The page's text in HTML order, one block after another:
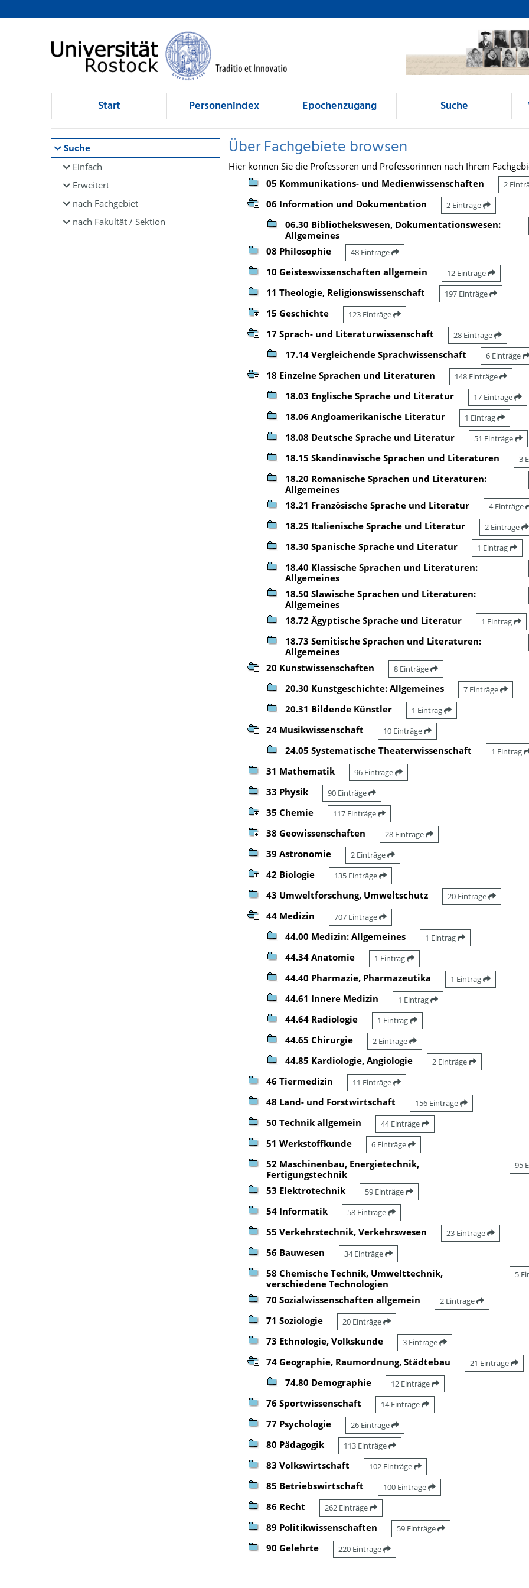
Browsen
direkt zum Inhalt
Start Personenindex Epochenzugang Suche
Suche
Einfach
Erweitert
nach Fachgebiet
nach Fakultät / Sektion
Über Fachgebiete browsen
Hier können Sie die Professoren und Professorinnen nach Ihrem
05 Kommunikations- und Medienwissenschaften
2
06 Information und Dokumentation 2 Einträge
06.30 Bibliothekswesen, Dokumentationswesen:
Allgemeines
08 Philosophie 48 Einträge
10 Geisteswissenschaften allgemein 12 Einträge
11 Theologie, Religionswissenschaft 197 Einträge
15 Geschichte 123 Einträge
17 Sprach- und Literaturwissenschaft 28 Einträge
17.14 Vergleichende Sprachwissenschaft 6 Einträge
18 Einzelne Sprachen und Literaturen 148 Einträge
18.03 Englische Sprache und Literatur 17 Einträge
18.06 Angloamerikanische Literatur 1 Eintrag
18.08 Deutsche Sprache und Literatur 51 Einträge
18.15 Skandinavische Sprachen und Literaturen 3
18.20 Romanische Sprachen und Literaturen:
Allgemeines
18.21 Französische Sprache und Literatur 4 Einträge
18.25 Italienische Sprache und Literatur 2 Einträge
18.30 Spanische Sprache und Literatur 1 Eintrag
18.40 Klassische Sprachen und Literaturen:
Allgemeines
18.50 Slawische Sprachen und Literaturen:
Allgemeines
18.72 Ägyptische Sprache und Literatur 1 Eintrag
18.73 Semitische Sprachen und Literaturen:
Allgemeines
20 Kunstwissenschaften 8 Einträge
20.30 Kunstgeschichte: Allgemeines 7 Einträge
20.31 Bildende Künstler 1 Eintrag
24 Musikwissenschaft 10 Einträge
24.05 Systematische Theaterwissenschaft 1 Eintrag
31 Mathematik 96 Einträge
33 Physik 90 Einträge
35 Chemie 117 Einträge
38 Geowissenschaften 28 Einträge
39 Astronomie 2 Einträge
42 Biologie 135 Einträge
43 Umweltforschung, Umweltschutz 20 Einträge
44 Medizin 707 Einträge
44.00 Medizin: Allgemeines 1 Eintrag
44.34 Anatomie 1 Eintrag
44.40 Pharmazie, Pharmazeutika 1 Eintrag
44.61 Innere Medizin 1 Eintrag
44.64 Radiologie 1 Eintrag
44.65 Chirurgie 2 Einträge
44.85 Kardiologie, Angiologie 2 Einträge
46 Tiermedizin 11 Einträge
48 Land- und Forstwirtschaft 156 Einträge
50 Technik allgemein 44 Einträge
51 Werkstoffkunde 6 Einträge
52 Maschinenbau, Energietechnik,
Fertigungstechnik
95
53 Elektrotechnik 59 Einträge
54 Informatik 58 Einträge
55 Verkehrstechnik, Verkehrswesen 23 Einträge
56 Bauwesen 34 Einträge
58 Chemische Technik, Umwelttechnik,
verschiedene Technologien
5
70 Sozialwissenschaften allgemein 2 Einträge
71 Soziologie 20 Einträge
73 Ethnologie, Volkskunde 3 Einträge
74 Geographie, Raumordnung, Städtebau 21 Einträge
74.80 Demographie 12 Einträge
76 Sportwissenschaft 14 Einträge
77 Psychologie 26 Einträge
80 Pädagogik 113 Einträge
83 Volkswirtschaft 102 Einträge
85 Betriebswirtschaft 100 Einträge
86 Recht 262 Einträge
89 Politikwissenschaften 59 Einträge
90 Gelehrte 220 Einträge